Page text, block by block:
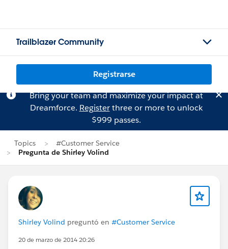
Trailblazer Community
Registrarse
Bring your team and maximize your impact at
Dreamforce. Registerthree or more to unlock
$999 passes.
Topics
#Customer Service
Pregunta de Shirley Volind
Shirley Volind preguntó en #Customer Service
20 de marzo de 2014 20:26